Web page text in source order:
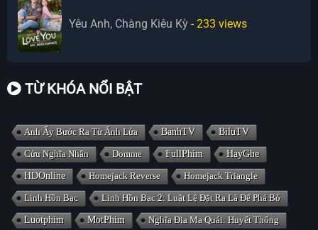
Yêu Anh, Chàng Kiêu Kỳ - 233 views
TỪ KHÓA NỔI BẬT
Anh Ấy Bước Ra Từ Ánh Lửa BanhTV BiluTV
Cửu Nghĩa Nhân Domme FullPhim HayGhe
HDOnline Homejack Reverse Homejack Triangle
Linh Hồn Bạc Linh Hồn Bạc 2: Luật Lệ Đặt Ra Là Để Phá Bỏ
Luotphim MotPhim Nghĩa Địa Ma Quái: Huyết Thống